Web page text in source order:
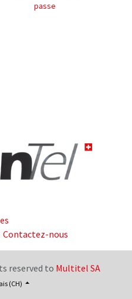
passe
Contactez-nous
reserved to Multitel SA
(CH)